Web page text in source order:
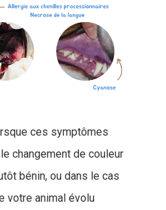
ces symptômes
changement de couleur
bénin, ou dans le cas
votre animal évolu